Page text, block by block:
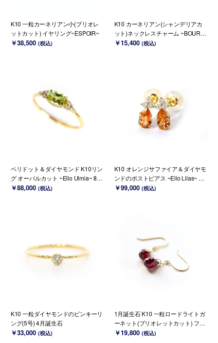
K10 一粒カーネリアン小(ブリオレ
ットカット) イヤリング~ESPOIR~
￥38,500 (税込)
K10 カーネリアン(シャンデリアカ
ット)ネックレスチャーム ~BOURG
EON~（チェーンのセット購入でき
￥15,400 (税込)
ペリドット＆ダイヤモンド K10リン
グ オーバルカット ~Ello Ulmia~ 8月
誕生石(K18/PT変更可能)
￥88,000 (税込)
K10 オレンジサファイア＆ダイヤモ
ンドのポストピアス ~Ello Lilas~ 9
月誕生石(K18変更可能)
￥99,000 (税込)
K10 一粒ダイヤモンドのピンキーリ
ング(5号) 4月誕生石
￥33,000 (税込)
1月誕生石 K10 一粒ロードライトガ
ーネット(ブリオレットカット) フッ
クピアス~ESPOIR~
￥19,800 (税込)